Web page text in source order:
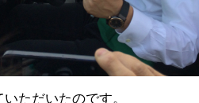
ただいたのです。